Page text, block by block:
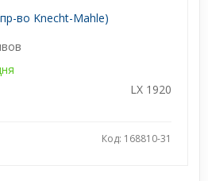
во Knecht-Mahle)
LX 1920
Код: 168810-31